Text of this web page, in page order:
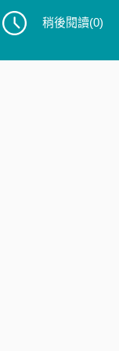
稍後閱讀(0)